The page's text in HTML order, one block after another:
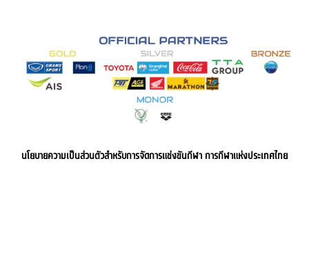
นโยบายความเป็นส่วนตัวสำหรับการจัดการแข่งขันกีฬา การกีฬาแห่งประเทศไทย